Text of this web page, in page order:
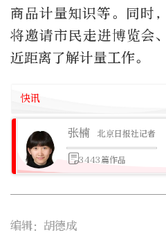
商品计量知识等。同时
将邀请市民走进博览会
近距离了解计量工作。
快讯
张楠 北京日报社记者
3443篇作品
编辑：胡德成